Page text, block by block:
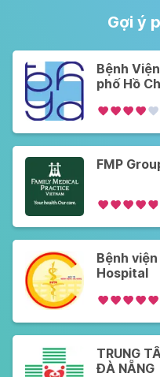
Gợi ý
Bệnh
phố Hồ
FMP
Bệnh
Hospital
TRUNG
ĐÀ NẴNG